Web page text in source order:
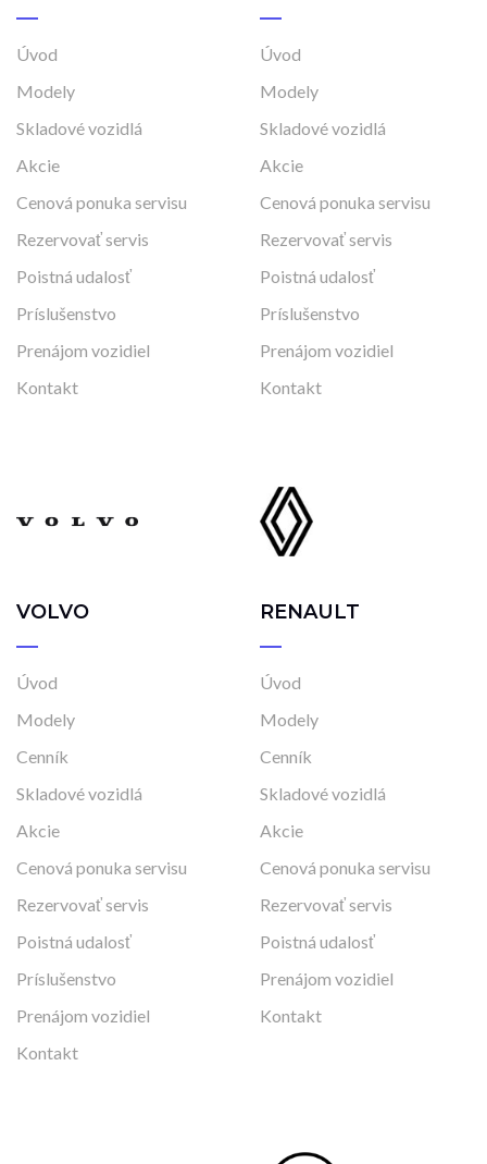
Úvod
Modely
Skladové vozidlá
Akcie
Cenová ponuka servisu
Rezervovať servis
Poistná udalosť
Príslušenstvo
Prenájom vozidiel
Kontakt
Úvod
Modely
Skladové vozidlá
Akcie
Cenová ponuka servisu
Rezervovať servis
Poistná udalosť
Príslušenstvo
Prenájom vozidiel
Kontakt
VOLVO
Úvod
Modely
Cenník
Skladové vozidlá
Akcie
Cenová ponuka servisu
Rezervovať servis
Poistná udalosť
Príslušenstvo
Prenájom vozidiel
Kontakt
RENAULT
Úvod
Modely
Cenník
Skladové vozidlá
Akcie
Cenová ponuka servisu
Rezervovať servis
Poistná udalosť
Prenájom vozidiel
Kontakt